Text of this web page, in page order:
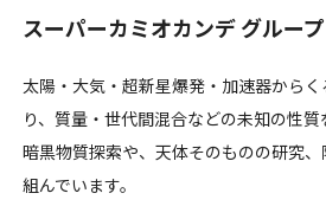
スーパーカミオカンデ グループ
太陽・大気・超新星爆発・加速器から
り、質量・世代間混合などの未知の性質
暗黒物質探索や、天体そのものの研究
組んでいます。